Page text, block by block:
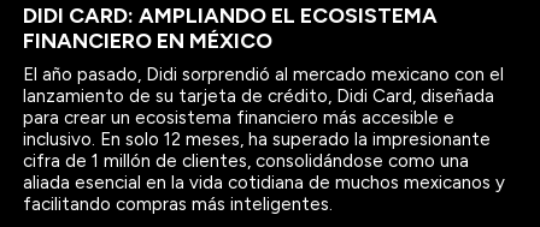
DIDI CARD: AMPLIANDO EL ECOSISTEMA
FINANCIERO EN MÉXICO
El año pasado, Didi sorprendió al mercado mexicano con el
lanzamiento de su tarjeta de crédito, Didi Card, diseñada
para crear un ecosistema financiero más accesible e
inclusivo. En solo 12 meses, ha superado la impresionante
cifra de 1 millón de clientes, consolidándose como una
aliada esencial en la vida cotidiana de muchos mexicanos y
facilitando compras más inteligentes.